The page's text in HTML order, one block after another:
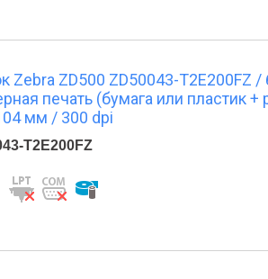
Zebra ZD500 ZD50043-T2E200FZ
печать (бумага или пластик
мм / 300 dpi
T2E200FZ